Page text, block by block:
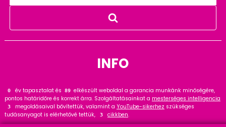
INFO
0 év tapasztalat és 109 elkészült weboldal a garancia munkánk minőségére,
pontos határidőre és korrekt árra. Szolgáltatásainkat a mesterséges intelligencia
3 megoldásaival bővítettük, valamint a YouTube-sikerhez szükséges
tudásanyagot is elérhetővé tettük,
3 cikkben.